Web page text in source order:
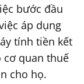
bước đầu
áp dụng
tính tiền kết
cơ quan thuế
cho họ.